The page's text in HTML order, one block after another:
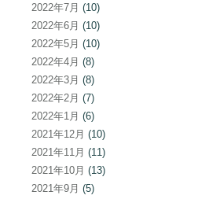
2022年7月 (10)
2022年6月 (10)
2022年5月 (10)
2022年4月 (8)
2022年3月 (8)
2022年2月 (7)
2022年1月 (6)
2021年12月 (10)
2021年11月 (11)
2021年10月 (13)
2021年9月 (5)